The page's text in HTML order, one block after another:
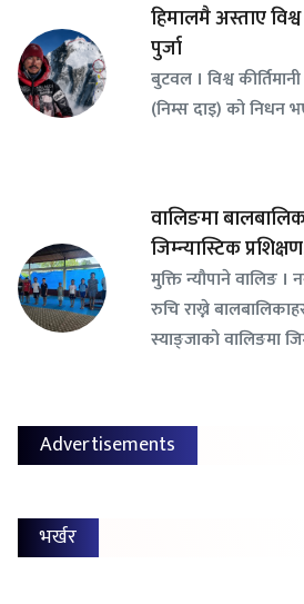
हिमालमै अस्ताए विश्व
पुर्जा
बुटवल । विश्व कीर्तिमानी
(निम्स दाइ) को निधन
वालिङमा
जिम्न्यास्टिक
​मुक्ति न्यौपाने वालिङ
रुचि राख्ने
स्याङ्जाको वालिङमा
Advertisements
भर्खर